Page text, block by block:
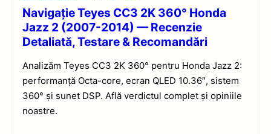
Navigație Teyes CC3 2K 360° Honda
Jazz 2 (2007-2014) — Recenzie
Detaliată, Testare & Recomandări
Analizăm Teyes CC3 2K 360° pentru Honda Jazz 2:
performanță Octa-core, ecran QLED 10.36″, sistem
360° și sunet DSP. Află verdictul complet și opiniile
noastre.